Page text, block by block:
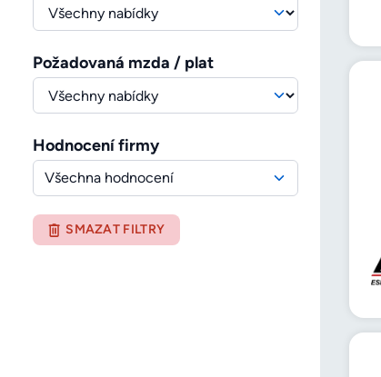
Požadovaná mzda / plat
Hodnocení firmy
Všechna hodnocení
SMAZAT FILTRY